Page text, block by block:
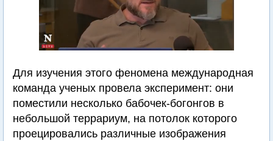
Для изучения этого феномена международная
команда ученых провела эксперимент: они
поместили несколько бабочек-богонгов в
небольшой террариум, на потолок которого
проецировались различные изображения